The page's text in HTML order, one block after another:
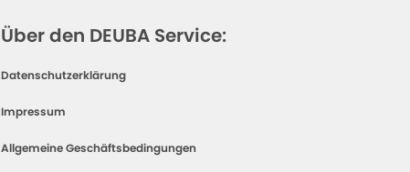
Über den DEUBA Service:
Datenschutzerklärung
Impressum
Allgemeine Geschäftsbedingungen